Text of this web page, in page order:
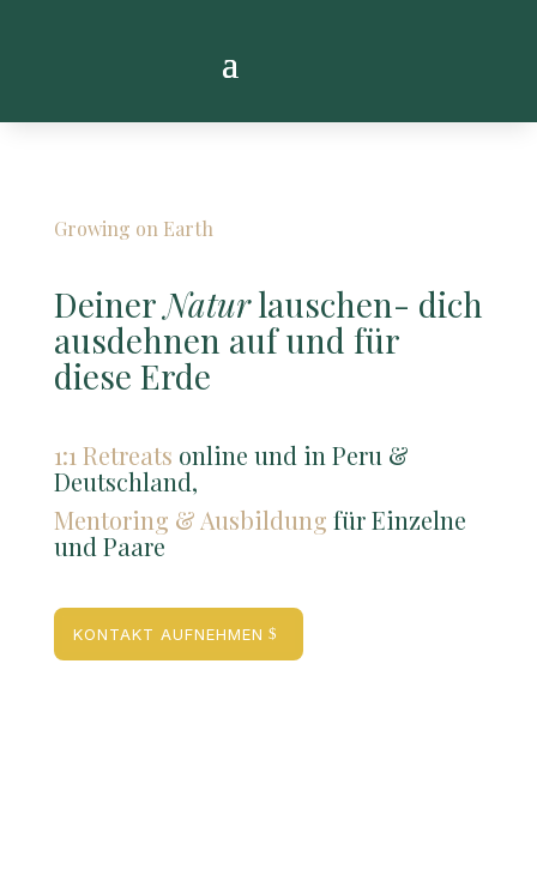
Growing on Earth
DeinerNaturlauschen- dich
ausdehnen auf und für
diese Erde
1:1 Retreats online und in Peru &
Deutschland,
Mentoring & Ausbildung für Einzelne
und Paare
KONTAKT AUFNEHMEN